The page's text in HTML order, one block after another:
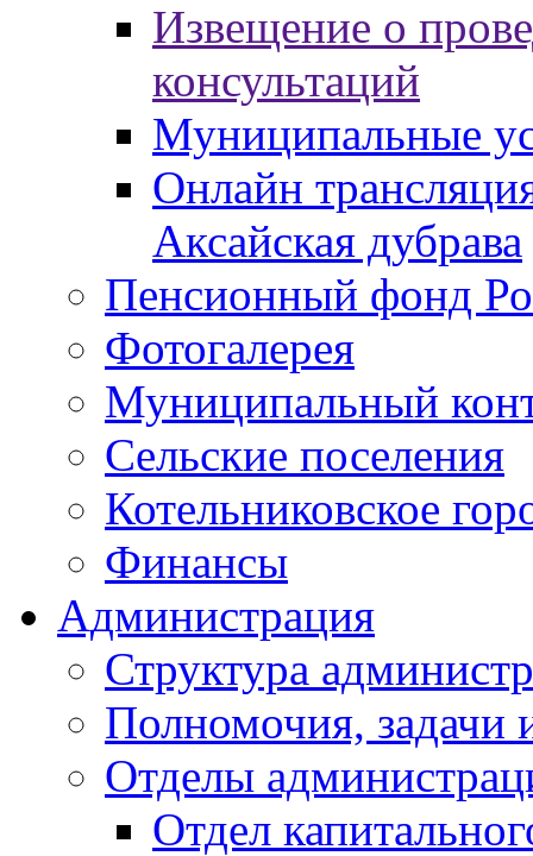
Извещение о
консультаций
Муниципальные
Онлайн
Аксайская дубрава
Пенсионный фонд
Фотогалерея
Муниципальный
Сельские поселения
Котельниковское
Финансы
Администрация
Структура
Полномочия, задачи
Отделы
Отдел